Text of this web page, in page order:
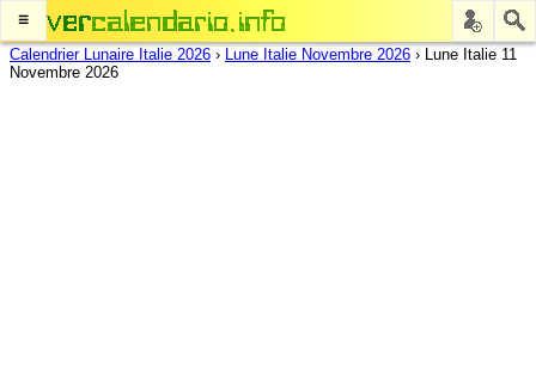
≡
Calendrier Lunaire Italie 2026 › Lune Italie Novembre 2026 › Lune Italie 11
Novembre 2026